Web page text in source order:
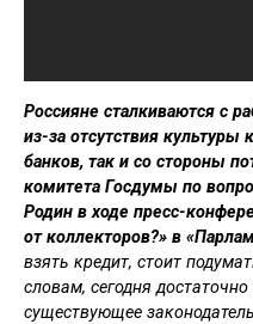
Россияне сталкиваются с
из-за отсутствия культуры
банков, так и со стороны
комитета Госдумы по
Родин в ходе пресс-
от коллекторов?» в
взять кредит, стоит
словам, сегодня
существующее